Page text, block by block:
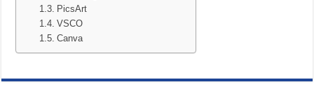
PicsArt
VSCO
Canva